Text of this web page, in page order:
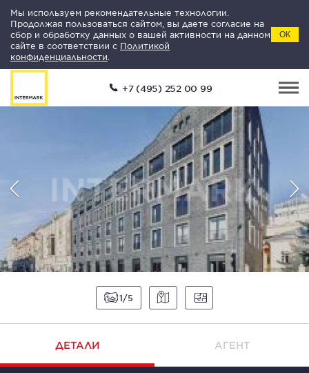
Мы используем рекомендательные технологии.
Продолжая пользоваться сайтом, вы даете согласие на
сбор и обработку данных о вашей активности на данном
сайте в соответствии с Политикой
конфиденциальности
ОК
+7 (495) 252 00 99
1 5
ДЕТАЛИ АГЕНТ